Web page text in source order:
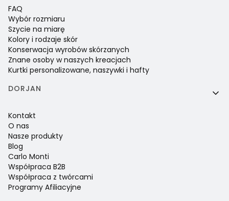
FAQ
Wybór rozmiaru
Szycie na miarę
Kolory i rodzaje skór
Konserwacja wyrobów skórzanych
Znane osoby w naszych kreacjach
Kurtki personalizowane, naszywki i hafty
DORJAN
Kontakt
O nas
Nasze produkty
Blog
Carlo Monti
Współpraca B2B
Współpraca z twórcami
Programy Afiliacyjne